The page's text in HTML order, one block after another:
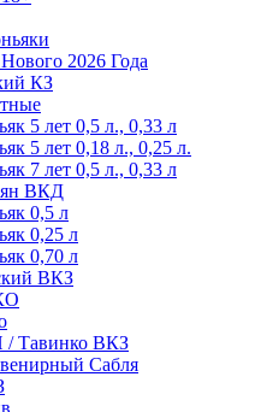
2026 Года
КЗ
5 лет 0,5 л., 0,33 л
5 лет 0,18 л., 0,25 л.
7 лет 0,5 л., 0,33 л
ВКД
0,5 л
0,25 л
0,70 л
ВКЗ
Тавинко ВКЗ
Сабля